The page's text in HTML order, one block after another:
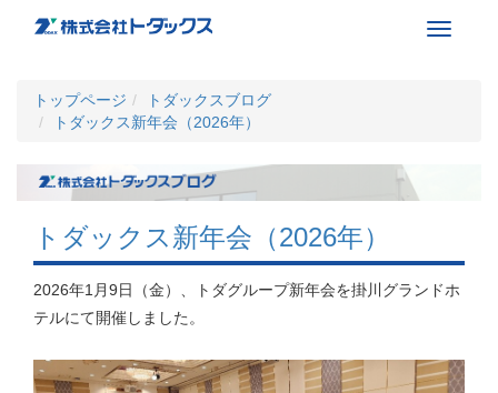
Toggle
トップページ
トダックスブログ
トダックス新年会（2026年）
トダックス新年会（2026年）
2026年1月9日（金）、トダグループ新年会を掛川グランドホ
テルにて開催しました。